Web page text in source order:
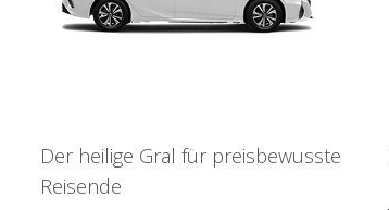
Der heilige Gral für preisbewusste
Reisende